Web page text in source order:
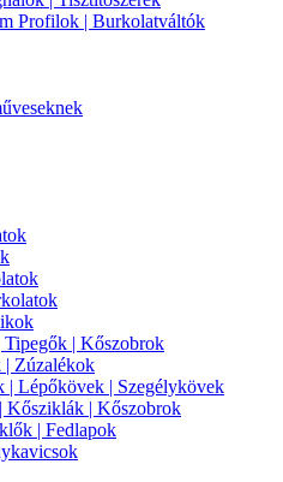
Profilok | Burkolatváltók
| Kőszobrok
| Zúzalékok
| Lépőkövek | Szegélykövek
Kősziklák | Kőszobrok
| Fedlapok